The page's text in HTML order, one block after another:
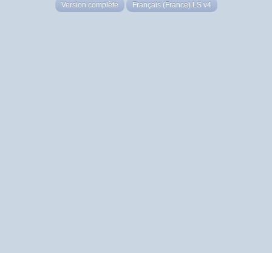
Version complète Français (France) LS v4